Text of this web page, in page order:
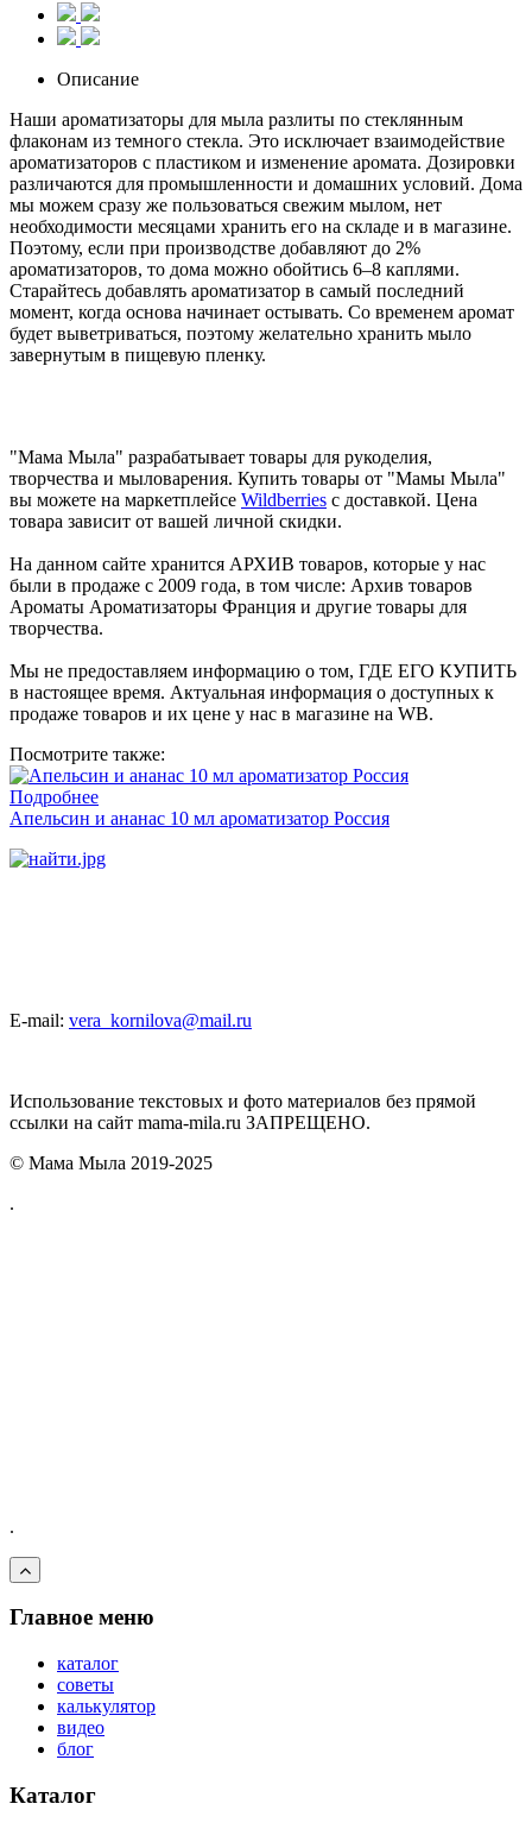
Описание
Наши ароматизаторы для мыла разлиты по стеклянным
флаконам из темного стекла. Это исключает взаимодействие
ароматизаторов с пластиком и изменение аромата. Дозировки
различаются для промышленности и домашних условий. Дома
мы можем сразу же пользоваться свежим мылом, нет
необходимости месяцами хранить его на складе и в магазине.
Поэтому, если при производстве добавляют до 2%
ароматизаторов, то дома можно обойтись 6–8 каплями.
Старайтесь добавлять ароматизатор в самый последний
момент, когда основа начинает остывать. Со временем аромат
будет выветриваться, поэтому желательно хранить мыло
завернутым в пищевую пленку.
"Мама Мыла" разрабатывает товары для рукоделия,
творчества и мыловарения. Купить товары от "Мамы Мыла"
вы можете на маркетплейсе Wildberries с доставкой. Цена
товара зависит от вашей личной скидки.
На данном сайте хранится АРХИВ товаров, которые у нас
были в продаже с 2009 года, в том числе: Архив товаров
Ароматы Ароматизаторы Франция и другие товары для
творчества.
Мы не предоставляем информацию о том, ГДЕ ЕГО КУПИТЬ
в настоящее время. Актуальная информация о доступных к
продаже товаров и их цене у нас в магазине на WB.
Посмотрите также:
Подробнее
Апельсин и ананас 10 мл ароматизатор Россия
E-mail: vera_kornilova@mail.ru
Использование текстовых и фото материалов без прямой
ссылки на сайт mama-mila.ru ЗАПРЕЩЕНО.
© Мама Мыла 2019-2025
.
.
Главное меню
каталог
советы
калькулятор
видео
блог
Каталог